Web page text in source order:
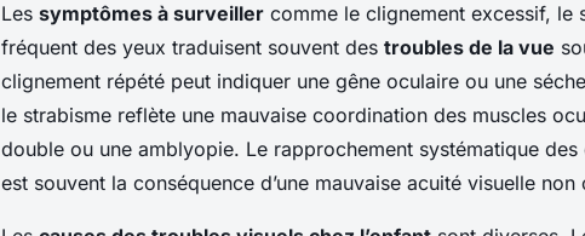
Les symptômes à surveiller comme le clignement excessif, le
fréquent des yeux traduisent souvent des troubles de la vue
clignement répété peut indiquer une gêne oculaire ou une
le strabisme reflète une mauvaise coordination des muscles
double ou une amblyopie. Le rapprochement systématique
est souvent la conséquence d’une mauvaise acuité visuelle non